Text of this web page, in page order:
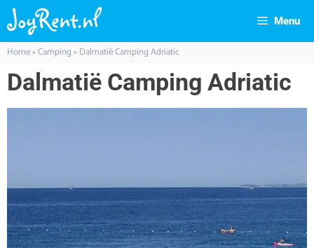
Menu
Home»Camping»Dalmatië Camping Adriatic
Dalmatië Camping Adriatic